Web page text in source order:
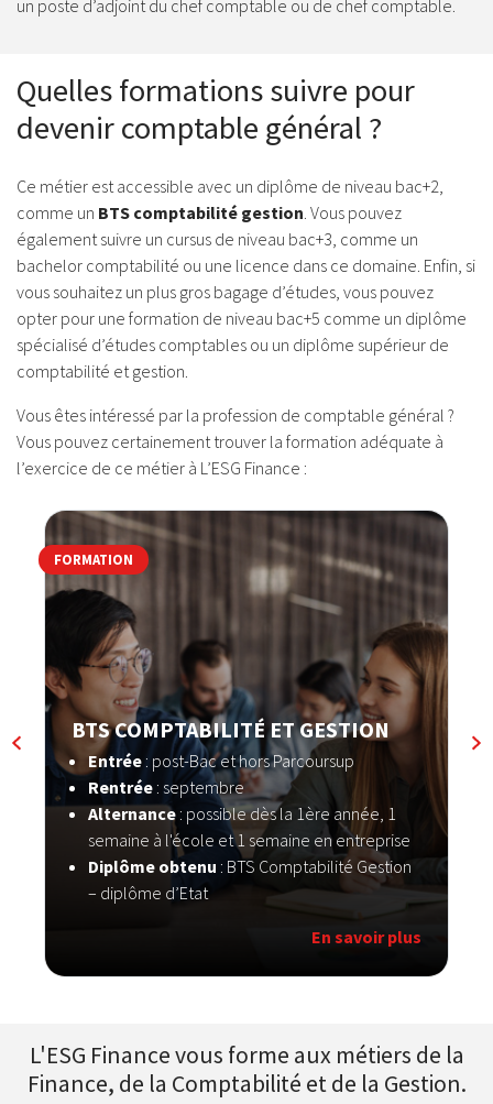
un poste d’adjoint du chef comptable ou de chef comptable.
Quelles formations suivre pour
devenir comptable général ?
Ce métier est accessible avec un diplôme de niveau bac+2,
comme un BTS comptabilité gestion . Vous pouvez
également suivre un cursus de niveau bac+3, comme un
bachelor comptabilité ou une licence dans ce domaine. Enfin, si
vous souhaitez un plus gros bagage d’études, vous pouvez
opter pour une formation de niveau bac+5 comme un diplôme
spécialisé d’études comptables ou un diplôme supérieur de
comptabilité et gestion.
Vous êtes intéressé par la profession de comptable général ?
Vous pouvez certainement trouver la formation adéquate à
l’exercice de ce métier à L’ESG Finance :
BTS COMPTABILITÉ ET GESTION
Entrée: post-Bac et hors Parcoursup
Rentrée : septembre
Alternance : possible dès la 1ère année, 1
semaine à l'école et 1 semaine en entreprise
Diplôme obtenu : BTS Comptabilité Gestion
– diplôme d’Etat
En savoir plus
FORMATION
L'ESG Finance vous forme aux métiers de la
Finance, de la Comptabilité et de la Gestion.